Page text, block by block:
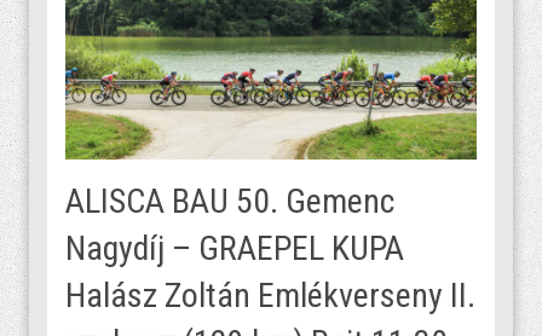
ALISCA BAU 50. Gemenc
Nagydíj – GRAEPEL KUPA
Halász Zoltán Emlékverseny II.